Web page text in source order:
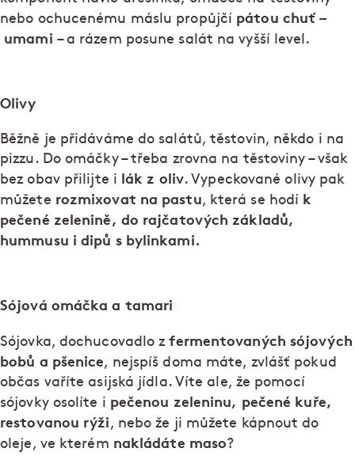
nebo ochucenému máslu propůjčí pátou chuť –
umami – a rázem posune salát na vyšší level.
Olivy
Běžně je přidáváme do salátů, těstovin, někdo i na
pizzu. Do omáčky – třeba zrovna na těstoviny – však
bez obav přilijte i lák z oliv. Vypeckované olivy pak
můžete rozmixovat na pastu, která se hodí k
pečené zelenině, do rajčatových základů,
hummusu i dipů s bylinkami.
Sójová omáčka a tamari
Sójovka, dochucovadlo zfermentovaných sójových
bobů a pšenice, nejspíš doma máte, zvlášť pokud
občas vaříte asijská jídla. Víte ale, že pomocí
sójovky osolíte i pečenou zeleninu, pečené kuře,
restovanou rýži, nebo že ji můžete kápnout do
oleje, ve kterém nakládáte maso?